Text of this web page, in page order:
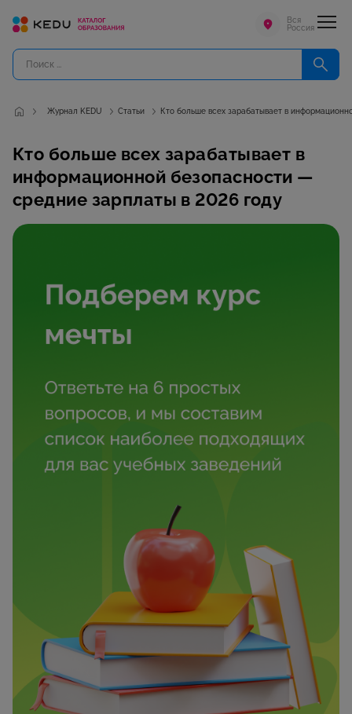
Вся
Россия
Журнал KEDU Статьи Кто больше всех зарабатывает в
Кто больше всех зарабатывает в
информационной безопасности —
средние зарплаты в 2026 году